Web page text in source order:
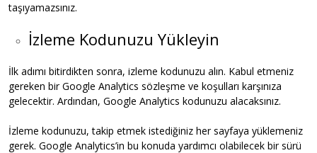
taşıyamazsınız.
İzleme Kodunuzu Yükleyin
İlk adımı bitirdikten sonra, izleme kodunuzu alın. Kabul etmeniz
gereken bir Google Analytics sözleşme ve koşulları karşınıza
gelecektir. Ardından, Google Analytics kodunuzu alacaksınız.
İzleme kodunuzu, takip etmek istediğiniz her sayfaya yüklemeniz
gerek. Google Analytics’in bu konuda yardımcı olabilecek bir sürü